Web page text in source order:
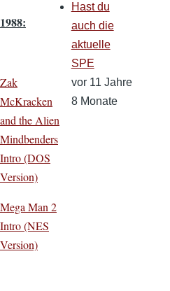
1988:
Zak
McKracken
and the Alien
Mindbenders
Intro (DOS
Version)
Mega Man 2
Intro (NES
Version)
Hast du
auch die
aktuelle
SPE
vor 11 Jahre
8 Monate